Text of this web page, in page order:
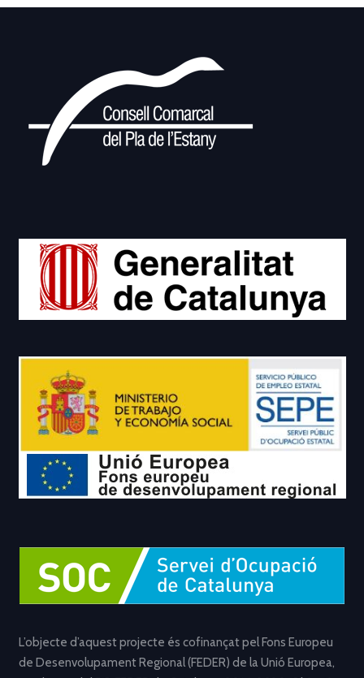
L’objecte d’aquest projecte és cofinançat pel Fons Europeu
de Desenvolupament Regional (FEDER) de la Unió Europea,